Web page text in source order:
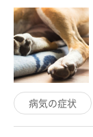
病気の症状